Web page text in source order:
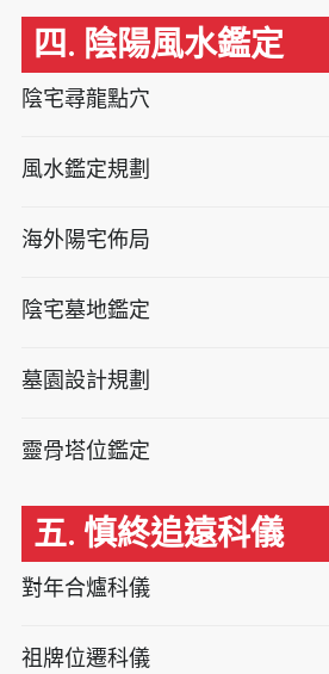
四. 陰陽風水鑑定
陰宅尋龍點穴
風水鑑定規劃
海外陽宅佈局
陰宅墓地鑑定
墓園設計規劃
靈骨塔位鑑定
五. 慎終追遠科儀
對年合爐科儀
祖牌位遷科儀